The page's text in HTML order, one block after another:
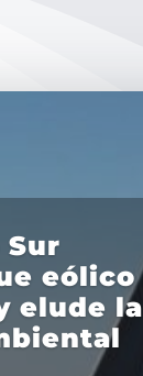
eólico
elude la